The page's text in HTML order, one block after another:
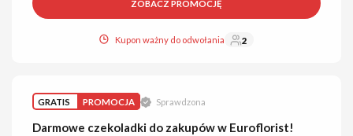
ZOBACZ PROMOCJĘ
Kupon ważny do odwołania 2
GRATIS PROMOCJA Sprawdzona
Darmowe czekoladki do zakupów w Euroflorist!